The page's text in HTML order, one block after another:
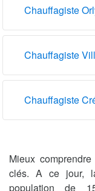
Chauffagiste
Chauffagiste
Chauffagiste
Mieux
clés. A ce jour,
population de